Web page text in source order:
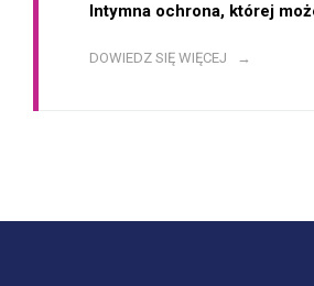
Intymna ochrona, której
DOWIEDZ SIĘ WIĘCEJ →